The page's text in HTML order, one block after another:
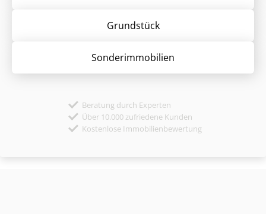
Grund­stück
Sonder­immobilien
Beratung durch Experten
Über 10.000 zufriedene Kunden
Kostenlose Immobilienbewertung